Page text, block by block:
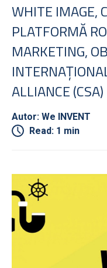
WHITE IMAGE,
PLATFORMĂ
MARKETING,
ALLIANCE (CSA)
Autor: We INVENT
Read: 1 min